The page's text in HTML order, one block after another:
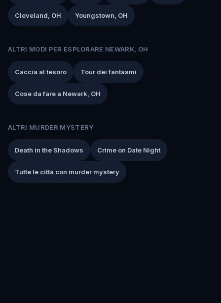
Cleveland, OH Youngstown, OH
ALTRI MODI PER ESPLORARE NEWARK, OH
Caccia al tesoro Tour dei fantasmi
Cose da fare a Newark, OH
ALTRI MURDER MYSTERY
Death in the Shadows Crime on Date Night
Tutte le città con murder mystery